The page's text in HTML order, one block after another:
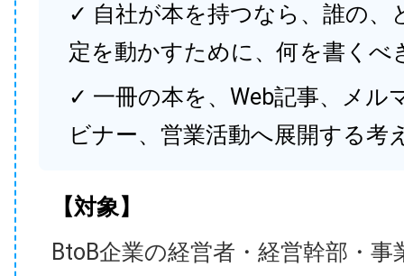
✓ 自社が本を持つなら、誰の、
定を動かすために、何を書くべ
✓ 一冊の本を、Web記事、メル
ビナー、営業活動へ展開する考
【対象】
BtoB企業の経営者・経営幹部・事